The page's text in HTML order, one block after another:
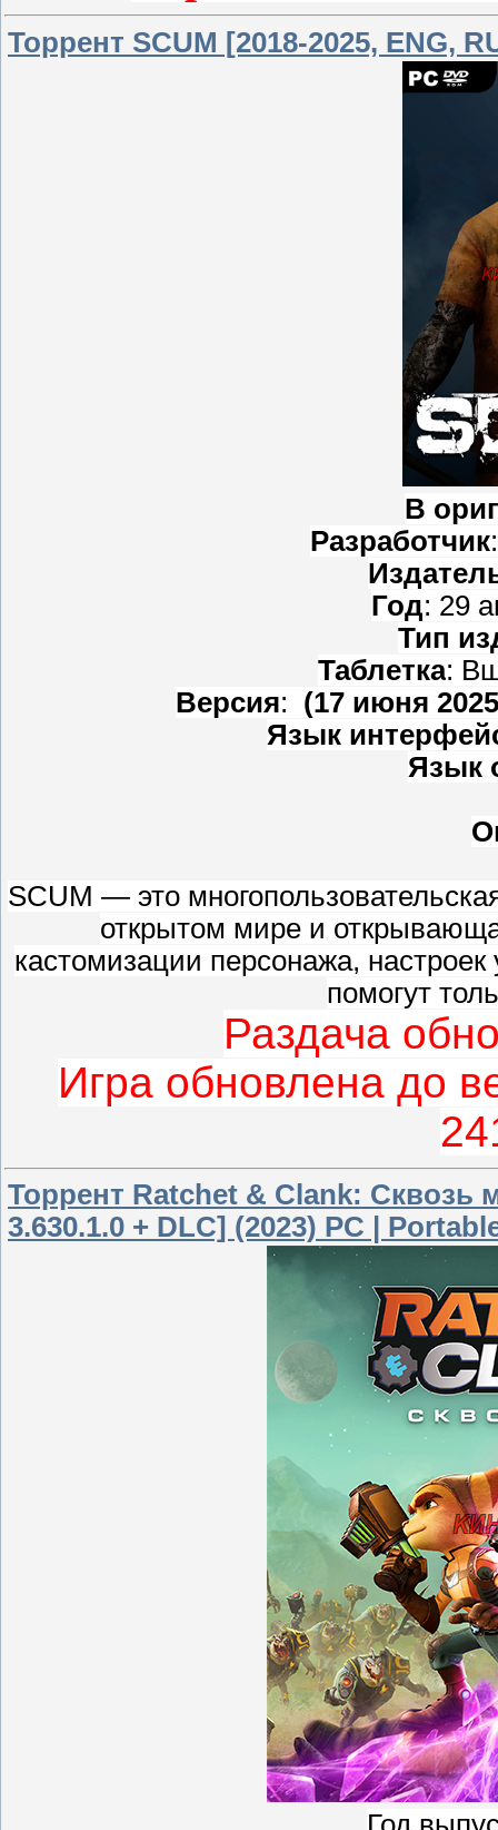
Торрент SCUM [2018-2025, ENG,
В
Разработчик
Год: 29
Тип
Таблетка:
Версия: (17 июня
Язык
Язык
SCUM — это
открытом мире и
кастомизации персонажа,
помогут
Раздача
Игра обновлена до
Торрент Ratchet & Clank:
3.630.1.0 + DLC] (2023) PC |